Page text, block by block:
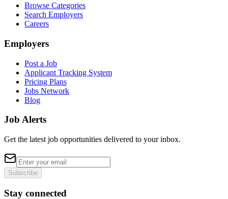
Browse Categories
Search Employers
Careers
Employers
Post a Job
Applicant Tracking System
Pricing Plans
Jobs Network
Blog
Job Alerts
Get the latest job opportunities delivered to your inbox.
Subscribe
Stay connected